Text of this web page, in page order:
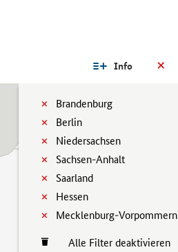
Info
Brandenburg
Berlin
Niedersachsen
Sachsen-Anhalt
Saarland
Hessen
Mecklenburg-Vorpommern
Alle Filter deaktivieren